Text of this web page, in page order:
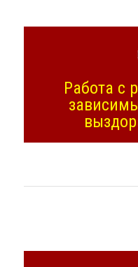
Работа с